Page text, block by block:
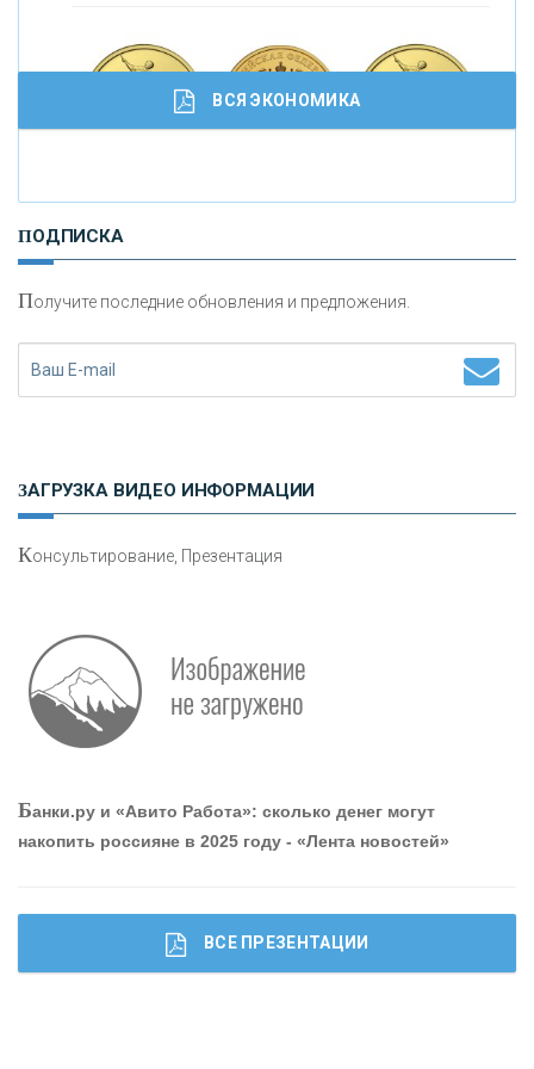
Работа мечты. Что банки делают для того, чтобы
привлечь и удержать персонал - «Интервью»
И
сохранения и увеличения капитала
ВСЯ ЭКОНОМИКА
ПОДПИСКА
Получите последние обновления и предложения.
ЗАГРУЗКА ВИДЕО ИНФОРМАЦИИ
Консультирование, Презентация
Банки.ру и «Авито Работа»: сколько денег могут
накопить россияне в 2025 году - «Лента новостей»
ВСЕ ПРЕЗЕНТАЦИИ